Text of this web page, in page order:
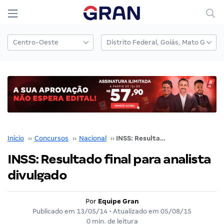
Início ›› Concursos ›› Nacional ›› INSS: Resultado final para analista divulgado
INSS: Resultado final para analista
divulgado
Por Equipe Gran
Publicado em 13/05/14 • Atualizado em 05/08/15
0 min. de leitura